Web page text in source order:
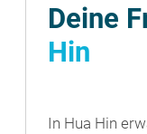
Deine
Hin
In Hua Hin